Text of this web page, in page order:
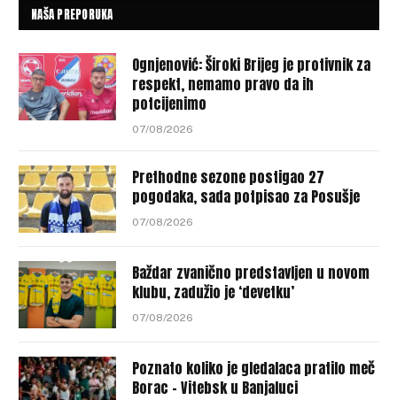
NAŠA PREPORUKA
Ognjenović: Široki Brijeg je protivnik za
respekt, nemamo pravo da ih
potcijenimo
07/08/2026
Prethodne sezone postigao 27
pogodaka, sada potpisao za Posušje
07/08/2026
Baždar zvanično predstavljen u novom
klubu, zadužio je ‘devetku’
07/08/2026
Poznato koliko je gledalaca pratilo meč
Borac – Vitebsk u Banjaluci